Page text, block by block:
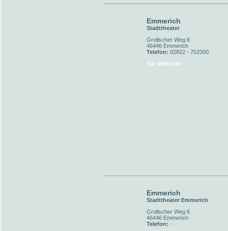
Emmerich
Stadttheater
Grollscher Weg 6
46446 Emmerich
Telefon: 02822 - 752000
Zur Webseite
Emmerich
Stadttheater Emmerich
Grollscher Weg 6
46446 Emmerich
Telefon: -